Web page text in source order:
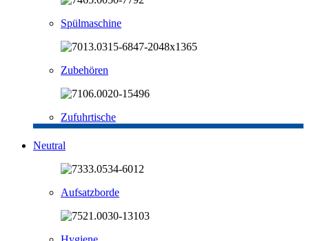
Spülmaschine
Zubehören
Zufuhrtische
Neutral
Aufsatzborde